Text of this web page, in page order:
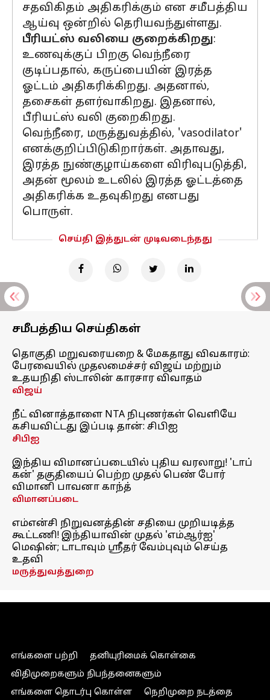
சதவிகிதம் அதிகரிக்கும் என சமீபத்திய
ஆய்வு ஒன்றில் தெரியவந்துள்ளது.
பீரியட்ஸ் வலியை குறைக்கிறது:
உணவுக்குப் பிறகு வெந்நீரை
குடிப்பதால், கருப்பையின் இரத்த
ஓட்டம் அதிகரிக்கிறது. அதனால்,
தசைகள் தளர்வாகிறது. இதனால்,
பீரியட்ஸ் வலி குறைகிறது.
வெந்நீரை, மருத்துவத்தில், 'vasodilator'
எனக்குறிப்பிடுகிறார்கள். அதாவது,
இரத்த நுண்குழாய்களை விரிவுபடுத்தி,
அதன் மூலம் உடலில் இரத்த ஓட்டத்தை
அதிகரிக்க உதவுகிறது எனபது
பொருள்.
செய்தி இத்துடன் முடிவடைந்தது
சமீபத்திய செய்திகள்
தொகுதி மறுவரையறை & மேகதாது விவகாரம்:
பேரவையில் முதலமைச்சர் விஜய் மற்றும்
உதயநிதி ஸ்டாலின் காரசார விவாதம்
விஜய்
நீட் வினாத்தாளை NTA நிபுணர்கள் வெளியே
கசியவிட்டது இப்படி தான்: சிபிஐ
சிபிஐ
இந்திய விமானப்படையில் புதிய வரலாறு! 'டாப்
கன்' தகுதியைப் பெற்ற முதல் பெண் போர்
விமானி பாவனா காந்த்
விமானப்படை
எம்என்சி நிறுவனத்தின் சதியை முறியடித்த
கூட்டணி! இந்தியாவின் முதல் 'எம்ஆர்ஐ'
மெஷின்; டாடாவும் ஸ்ரீதர் வேம்புவும் செய்த
உதவி
மருத்துவத்துறை
எங்களை பற்றி
தனியுரிமைக் கொள்கை
விதிமுறைகளும் நிபந்தனைகளும்
எங்களை தொடர்பு கொள்ள
நெறிமுறை நடத்தை